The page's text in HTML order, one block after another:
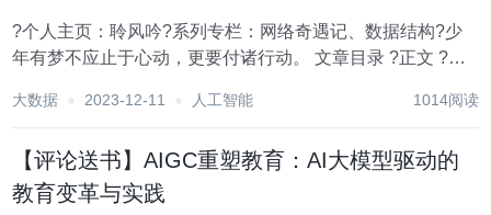
?个人主页：聆风吟?系列专栏：网络奇遇记、数据结构?少
年有梦不应止于心动，更要付诸行动。 文章目录 ?正文 ?活
改变着我们的生活。根据高盛发布的一...
大数据 2023-12-11 人工智能 1014阅读
【评论送书】AIGC重塑教育：AI大模型驱动的
教育变革与实践